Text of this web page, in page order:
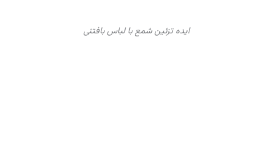
ایده تزئین شمع با لباس بافتنی